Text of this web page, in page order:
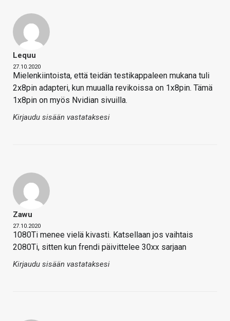
Lequu
27.10.2020
Mielenkiintoista, että teidän testikappaleen mukana tuli
2x8pin adapteri, kun muualla revikoissa on 1x8pin. Tämä
1x8pin on myös Nvidian sivuilla.
Kirjaudu sisään vastataksesi
Zawu
27.10.2020
1080Ti menee vielä kivasti. Katsellaan jos vaihtais
2080Ti, sitten kun frendi päivittelee 30xx sarjaan
Kirjaudu sisään vastataksesi